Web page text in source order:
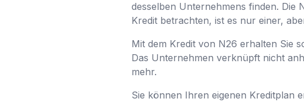
desselben Unternehmens finden. Die
Kredit betrachten, ist es nur einer,
Mit dem Kredit von N26 erhalten Sie
Das Unternehmen verknüpft nicht
mehr.
Sie können Ihren eigenen Kreditplan